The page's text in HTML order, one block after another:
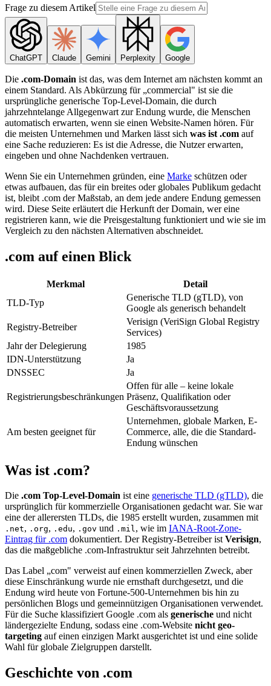
Frage zu diesem Artikel
ChatGPT Claude Gemini Perplexity Google
Die .com-Domain ist das, was dem Internet am nächsten kommt an
einem Standard. Als Abkürzung für „commercial" ist sie die
ursprüngliche generische Top-Level-Domain, die durch
jahrzehntelange Allgegenwart zur Endung wurde, die Menschen
automatisch erwarten, wenn sie einen Website-Namen hören. Für
die meisten Unternehmen und Marken lässt sich was ist .com auf
eine Sache reduzieren: Es ist die Adresse, die Nutzer erwarten,
eingeben und ohne Nachdenken vertrauen.
Wenn Sie ein Unternehmen gründen, eine Marke schützen oder
etwas aufbauen, das für ein breites oder globales Publikum gedacht
ist, bleibt .com der Maßstab, an dem jede andere Endung gemessen
wird. Diese Seite erläutert die Herkunft der Domain, wer eine
registrieren kann, wie die Preisgestaltung funktioniert und wie sie im
Vergleich zu den nächsten Alternativen abschneidet.
.com auf einen Blick
Merkmal
Detail
TLD-Typ
Generische TLD (gTLD), von
Google als generisch behandelt
Registry-Betreiber
Verisign (VeriSign Global Registry
Services)
Jahr der Delegierung
1985
IDN-Unterstützung
Ja
DNSSEC
Ja
Registrierungsbeschränkungen
Offen für alle – keine lokale
Präsenz, Qualifikation oder
Geschäftsvoraussetzung
Am besten geeignet für
Unternehmen, globale Marken, E-
Commerce, alle, die die Standard-
Endung wünschen
Was ist .com?
Die .com Top-Level-Domain ist eine generische TLD (gTLD), die
ursprünglich für kommerzielle Organisationen gedacht war. Sie war
eine der allerersten TLDs, die 1985 erstellt wurden, zusammen mit
.net, .org, .edu, .gov und .mil, wie im IANA-Root-Zone-
Eintrag für .com dokumentiert. Der Registry-Betreiber istVerisign,
das die maßgebliche .com-Infrastruktur seit Jahrzehnten betreibt.
Das Label „com" verweist auf einen kommerziellen Zweck, aber
diese Einschränkung wurde nie ernsthaft durchgesetzt, und die
Endung wird heute von Fortune-500-Unternehmen bis hin zu
persönlichen Blogs und gemeinnützigen Organisationen verwendet.
Für die Suche klassifiziert Google .com als generische und nicht
ländergezielte Endung, sodass eine .com-Website nicht geo-
targeting auf einen einzigen Markt ausgerichtet ist und eine solide
Wahl für globale Zielgruppen darstellt.
Geschichte von .com